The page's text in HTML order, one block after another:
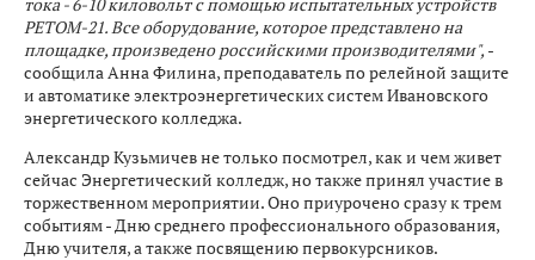
РЕТОМ-21. Все оборудование, которое представлено на
площадке, произведено российскими производителями", -
сообщила Анна Филина, преподаватель по релейной защите
и автоматике электроэнергетических систем Ивановского
энергетического колледжа.
Александр Кузьмичев не только посмотрел, как и чем живет
сейчас Энергетический колледж, но также принял участие в
торжественном мероприятии. Оно приурочено сразу к трем
событиям - Дню среднего профессионального образования,
Дню учителя, а также посвящению первокурсников.